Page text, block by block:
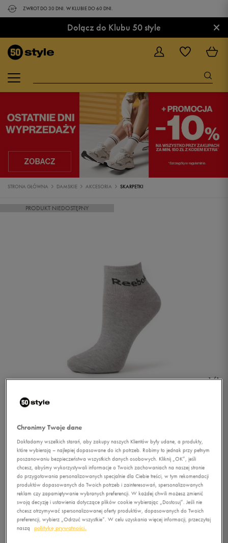
ZWROT DO 30 DNI. W KLUBIE DO 60 DNI.
Dołącz do Klubu 50 style ×
STRONA GŁÓWNA DAMSKIE AKCESORIA SKARPETKI
PRODUKT NIEDOSTĘPNY
1/1
REEBOK SKARPETY SE M
THIN SOCK 3P MEDIUM
GREY HEATHER
0.0( 0)
4,99złz Vat
+ 25 PKT WKLUBIE 50 STYLE
Chronimy Twoje dane
Dokładamy wszelkich starań, aby zakupy naszych Klientów były udane, a produkty,
które wybierają – najlepiej dopasowane do ich potrzeb. Robimy to jednak przy pełnym
poszanowaniu bezpieczeństwa wszystkich danych osobowych. Kliknij „OK”, jeśli
chcesz, abyśmy wykorzystywali informacje o Twoich zachowaniach na naszej stronie
do przygotowania personalizowanych specjalnie dla Ciebie treści, w tym rekomendacji
produktów dopasowanych do Twoich potrzeb i zainteresowań, spersonalizowanych
reklam czy zapamiętywanie wybranych preferencji. W każdej chwili możesz zmienić
swoją decyzję i ustawienia dotyczące plików cookie wybierając „Dostosuj”. Jeśli nie
chcesz otrzymywać spersonalizowanej oferty produktów, dopasowanych do Twoich
preferencji, wybierz „Odrzuć wszystkie”. W celu uzyskania więcej informacji, przeczytaj
naszą politykę prywatności.